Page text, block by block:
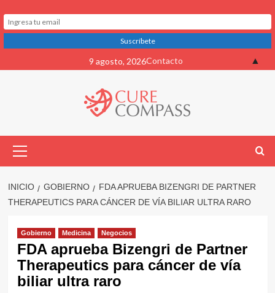
al
9 agosto, 2026Contacto
primario
INICIO GOBIERNO
FDA APRUEBA BIZENGRI DE PARTNER
THERAPEUTICS PARA CÁNCER DE VÍA BILIAR ULTRA RARO
Gobierno Medicina Negocios
FDA aprueba Bizengri de Partner
Therapeutics para cáncer de vía
biliar ultra raro
▲